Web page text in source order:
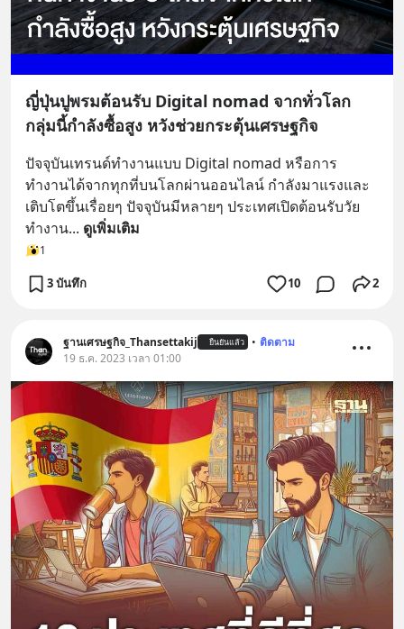
ญี่ปุ่นปูพรมต้อนรับ Digital nomad จากทั่วโลก
กลุ่มนี้กำลังซื้อสูง หวังช่วยกระตุ้นเศรษฐกิจ
ปัจจุบันเทรนด์ทำงานแบบ Digital nomad หรือการ
ทำงานได้จากทุกที่บนโลกผ่านออนไลน์ กำลังมาแรงและ
เติบโตขึ้นเรื่อยๆ ปัจจุบันมีหลายๆ ประเทศเปิดต้อนรับวัย
ทำงาน... ดูเพิ่มเติม
1
3 บันทึก 10 2
ฐานเศรษฐกิจ_Thansettakij ยืนยันแล้ว • ติดตาม
19 ธ.ค. 2023 เวลา 01:00